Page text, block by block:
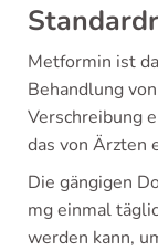
Metformin ist
Behandlung
Verschreibung
das von Ärzten
Die gängigen
mg einmal
werden kann,